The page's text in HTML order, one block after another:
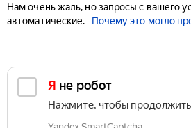
Нам очень жаль, но запросы с вашего
автоматические.
Почему это могло
Я не робот
Нажмите, чтобы продолжить